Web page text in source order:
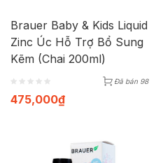
Brauer Baby & Kids Liquid
Zinc Úc Hỗ Trợ Bổ Sung
Kẽm (Chai 200ml)
Đã bán 98
475,000₫